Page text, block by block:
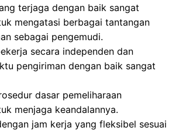
terjaga dengan baik sangat
mengatasi berbagai tantangan
sebagai pengemudi.
secara independen dan
pengiriman dengan baik sangat
dasar pemeliharaan
menjaga keandalannya.
jam kerja yang fleksibel sesuai